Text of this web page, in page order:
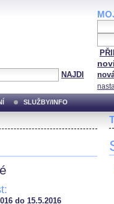
NAJDI
SLUŽBY/INFO
do 15.5.2016